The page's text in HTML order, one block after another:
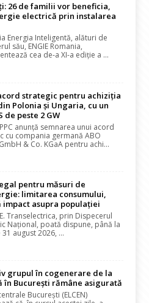
26 de familii vor beneficia,
electrică prin instalarea
Energia Inteligentă, alături de
său, ENGIE Romania,
cea de-a XI-a ediție a ...
strategic pentru achiziția
Polonia și Ungaria, cu un
de peste 2 GW
anunță semnarea unui acord
cu compania germană ABO
& Co. KGaA pentru achi...
pentru măsuri de
limitarea consumului,
asupra populației
Transelectrica, prin Dispecerul
Național, poată dispune, până la
august 2026, ...
grupul în cogenerare de la
în București rămâne asigurată
București (ELCEN)